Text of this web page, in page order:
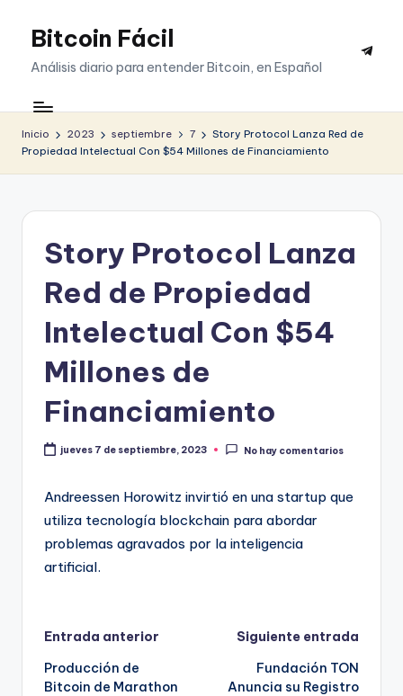
SaltarBitcoin Fácil
Análisis diario para entender Bitcoin, en Español
Inicio 2023 septiembre 7
Story Protocol Lanza Red de
Propiedad Intelectual Con $54 Millones de Financiamiento
Story Protocol Lanza
Red de Propiedad
Intelectual Con $54
Millones de
Financiamiento
jueves 7 de septiembre, 2023 No hay comentarios
Andreessen Horowitz invirtió en una startup que
utiliza tecnología blockchain para abordar
problemas agravados por la inteligencia
artificial.
Navegación
de
Entrada anterior
Producción de
Bitcoin de Marathon
Siguiente entrada
Fundación TON
Anuncia su Registro